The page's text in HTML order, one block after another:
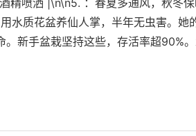
精喷洒 |\n\n5. ：春夏多通风，秋冬
水质花盆养仙人掌，半年无虫害。她
。新手盆栽坚持这些，存活率超90%